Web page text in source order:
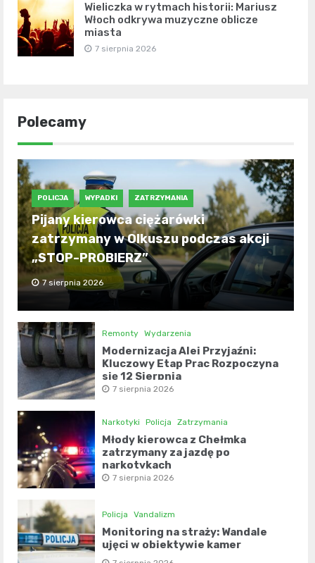
Wieliczka w rytmach historii: Mariusz
Włoch odkrywa muzyczne oblicze
miasta
7 sierpnia 2026
Polecamy
POLICJA WYPADKI ZATRZYMANIA
Pijany kierowca ciężarówki
zatrzymany w Olkuszu podczas akcji
„STOP-PROBIERZ”
7 sierpnia 2026
Remonty Wydarzenia
Modernizacja Alei Przyjaźni:
Kluczowy Etap Prac Rozpoczyna
się 12 Sierpnia
7 sierpnia 2026
Narkotyki Policja Zatrzymania
Młody kierowca z Chełmka
zatrzymany za jazdę po
narkotykach
7 sierpnia 2026
Policja Vandalizm
Monitoring na straży: Wandale
ujęci w obiektywie kamer